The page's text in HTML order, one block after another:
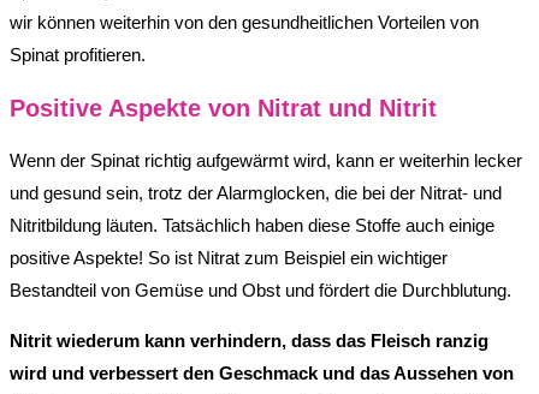
wir können weiterhin von den gesundheitlichen Vorteilen von
Spinat profitieren.
Positive Aspekte von Nitrat und Nitrit
Wenn der Spinat richtig aufgewärmt wird, kann er weiterhin lecker
und gesund sein, trotz der Alarmglocken, die bei der Nitrat- und
Nitritbildung läuten. Tatsächlich haben diese Stoffe auch einige
positive Aspekte! So ist Nitrat zum Beispiel ein wichtiger
Bestandteil von Gemüse und Obst und fördert die Durchblutung.
Nitrit wiederum kann verhindern, dass das Fleisch ranzig
wird und verbessert den Geschmack und das Aussehen von